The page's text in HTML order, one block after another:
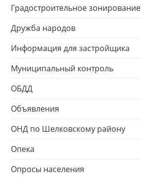
Градостроительное зонирование
Дружба народов
Информация для застройщика
Муниципальный контроль
ОБДД
Объявления
ОНД по Шелковскому району
Опека
Опросы населения